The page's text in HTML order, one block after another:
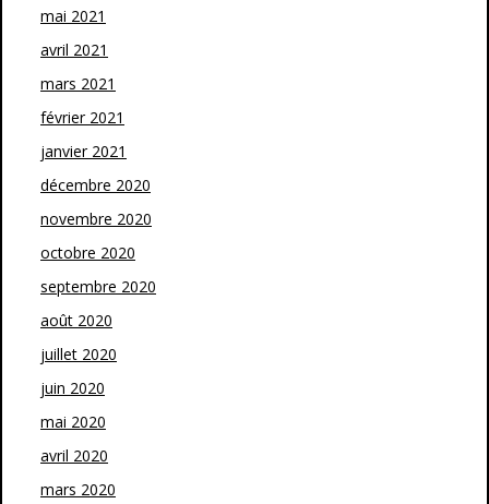
mai 2021
avril 2021
mars 2021
février 2021
janvier 2021
décembre 2020
novembre 2020
octobre 2020
septembre 2020
août 2020
juillet 2020
juin 2020
mai 2020
avril 2020
mars 2020